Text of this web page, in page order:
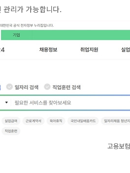
관리가 가능합니다.
고용보